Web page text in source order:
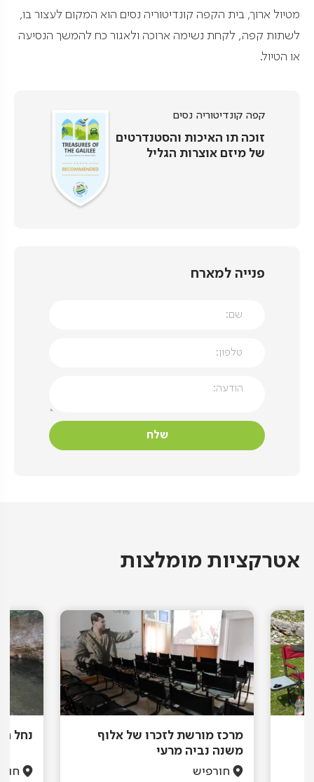
מטיול ארוך, בית הקפה קונדיטוריה נסים הוא המקום לעצור בו,
לשתות קפה, לקחת נשימה ארוכה ולאגור כח להמשך הנסיעה
או הטיול.
קפה קונדיטוריה נסים
זוכה תו האיכות והסטנדרטים
של מיזם אוצרות הגליל
פנייה למארח
אטרקציות מומלצות
מרכז מורשת לזכרו של אלוף
משנה נביה מרעי
חורפיש
נחל